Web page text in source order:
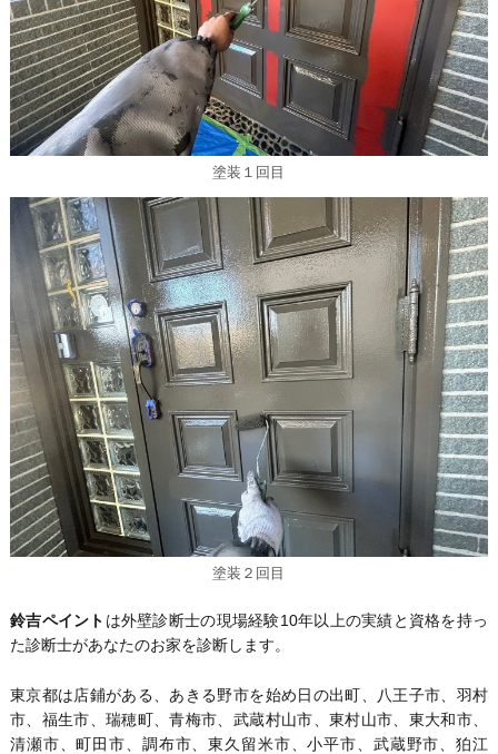
塗装１回目
塗装２回目
鈴吉ペイント は外壁診断士の現場経験10年以上の実績と資格を持っ
た診断士があなたのお家を診断します。
東京都は店鋪がある、あきる野市を始め日の出町、八王子市、羽村
市、福生市、瑞穂町、青梅市、武蔵村山市、東村山市、東大和市、
清瀬市、町田市、調布市、東久留米市、小平市、武蔵野市、狛江